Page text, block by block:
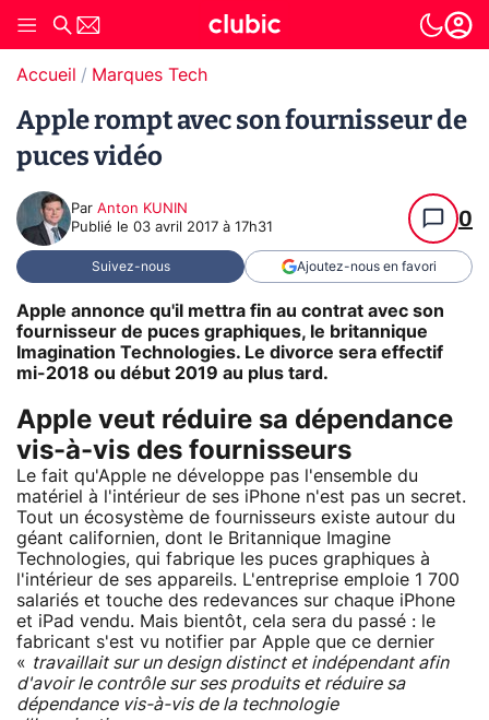
Accueil Marques Tech
Apple rompt avec son fournisseur de
puces vidéo
Par Anton KUNIN
Publié le 03 avril 2017 à 17h31 0
Suivez-nous Ajoutez-nous en favori
Apple annonce qu'il mettra fin au contrat avec son
fournisseur de puces graphiques, le britannique
Imagination Technologies. Le divorce sera effectif
mi-2018 ou début 2019 au plus tard.
Apple veut réduire sa dépendance
vis-à-vis des fournisseurs
Le fait qu'Apple ne développe pas l'ensemble du
matériel à l'intérieur de ses iPhone n'est pas un secret.
Tout un écosystème de fournisseurs existe autour du
géant californien, dont le Britannique Imagine
Technologies, qui fabrique les puces graphiques à
l'intérieur de ses appareils. L'entreprise emploie 1 700
salariés et touche des redevances sur chaque iPhone
et iPad vendu. Mais bientôt, cela sera du passé : le
fabricant s'est vu notifier par Apple que ce dernier
« travaillait sur un design distinct et indépendant afin
d'avoir le contrôle sur ses produits et réduire sa
dépendance vis-à-vis de la technologie